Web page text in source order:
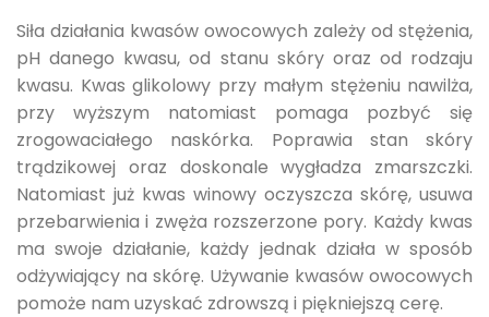
Siła działania kwasów owocowych zależy od stężenia,
pH danego kwasu, od stanu skóry oraz od rodzaju
kwasu. Kwas glikolowy przy małym stężeniu nawilża,
przy wyższym natomiast pomaga pozbyć się
zrogowaciałego naskórka. Poprawia stan skóry
trądzikowej oraz doskonale wygładza zmarszczki.
Natomiast już kwas winowy oczyszcza skórę, usuwa
przebarwienia i zwęża rozszerzone pory. Każdy kwas
ma swoje działanie, każdy jednak działa w sposób
odżywiający na skórę. Używanie kwasów owocowych
pomoże nam uzyskać zdrowszą i piękniejszą cerę.